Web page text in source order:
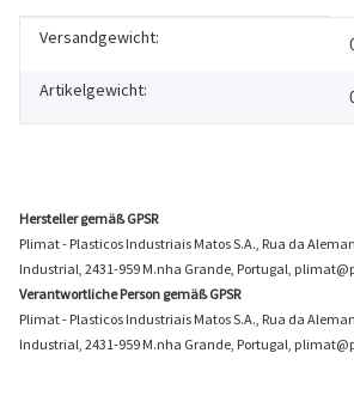
Produkteigenschaft
Wert
Versandgewicht:
Artikelgewicht:
Hersteller gemäß GPSR
Plimat - Plasticos Industriais Matos S.A., Rua da
Industrial, 2431-959 M.nha Grande, Portugal,
Verantwortliche Person gemäß GPSR
Plimat - Plasticos Industriais Matos S.A., Rua da
Industrial, 2431-959 M.nha Grande, Portugal,